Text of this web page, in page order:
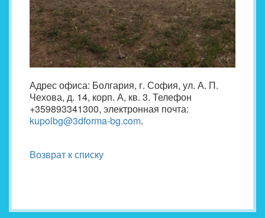
Адрес офиса: Болгария, г. София, ул. А. П.
Чехова, д. 14, корп. А, кв. 3. Телефон
+359893341300, электронная почта:
kupolbg@3dforma-bg.com.
Возврат к списку